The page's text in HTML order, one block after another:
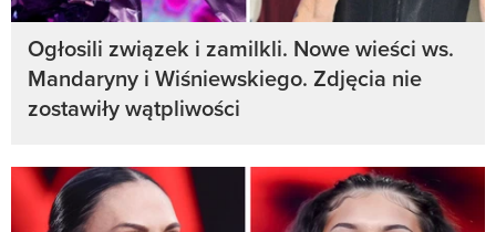
Ogłosili związek i zamilkli. Nowe wieści ws.
Mandaryny i Wiśniewskiego. Zdjęcia nie
zostawiły wątpliwości